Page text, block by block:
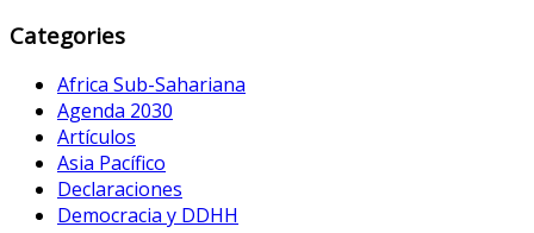
Categories
Africa Sub-Sahariana
Agenda 2030
Artículos
Asia Pacífico
Declaraciones
Democracia y DDHH